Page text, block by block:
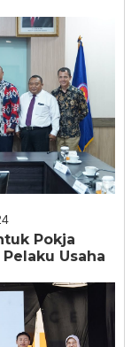
Pokja
Usaha